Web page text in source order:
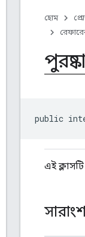
হোম
public
এই ক্লাসটি